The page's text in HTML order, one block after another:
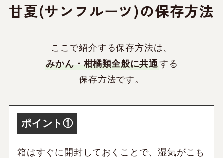
甘夏(サンフルーツ)の保存方法
ここで紹介する保存方法は、
みかん・柑橘類全般に共通する
保存方法です。
ポイント①
箱はすぐに開封しておくことで、湿気がこも